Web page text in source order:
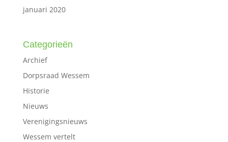
januari 2020
Categorieën
Archief
Dorpsraad Wessem
Historie
Nieuws
Verenigingsnieuws
Wessem vertelt